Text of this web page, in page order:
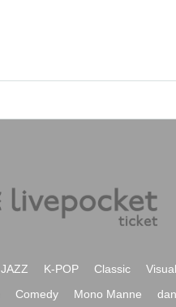
JAZZ K-POP Classic
Comedy Mono Manne